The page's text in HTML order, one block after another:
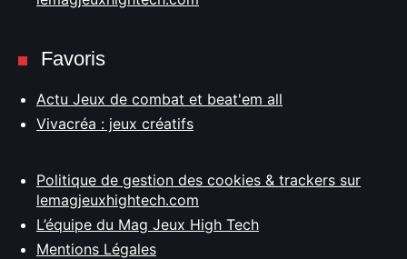
Favoris
Actu Jeux de combat et beat'em all
Vivacréa : jeux créatifs
Politique de gestion des cookies & trackers sur
lemagjeuxhightech.com
L’équipe du Mag Jeux High Tech
Mentions Légales